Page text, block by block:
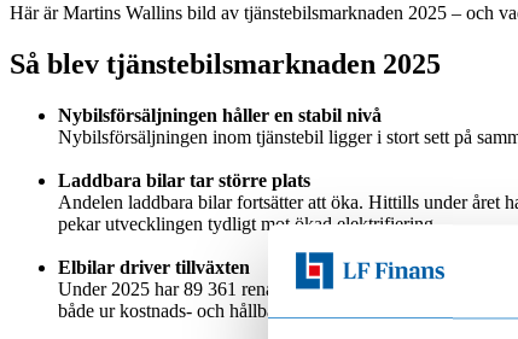
Här är Martins Wallins bild av tjänstebilsmarknaden 2025 – och
Så blev tjänstebilsmarknaden 2025
Nybilsförsäljningen håller en stabil nivå
Nybilsförsäljningen inom tjänstebil ligger i stort sett på
Laddbara bilar tar större plats
Andelen laddbara bilar fortsätter att öka. Hittills under året
pekar utvecklingen tydligt mot ökad elektrifiering.
Elbilar driver tillväxten
Under 2025 har 89 361 rena elbilar registrerats. Det är en
både ur kostnads- och hållbarhetsperspektiv.